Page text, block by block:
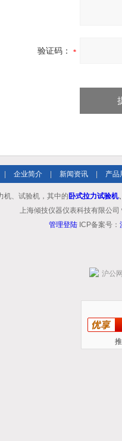
验证码：
企业简介 新闻资讯 产品
机、试验机，其中的 卧式拉力试验机
上海倾技仪器仪表科技有限公
管理登陆 ICP备案号：
沪公